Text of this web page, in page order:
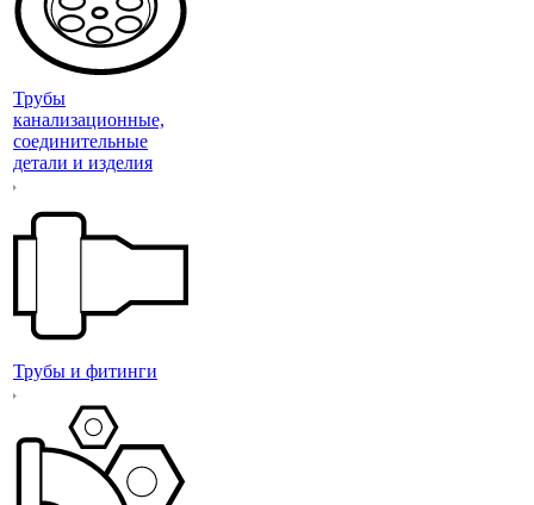
Трубы
канализационные,
соединительные
детали и изделия
Трубы и фитинги